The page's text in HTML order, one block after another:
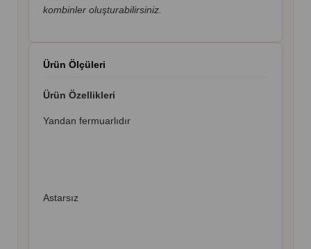
kombinler oluşturabilirsiniz.
Ürün Ölçüleri
Ürün Özellikleri
Yandan fermuarlıdır
Astarsız